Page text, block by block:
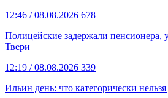
12:46 / 08.08.2026 678
Полицейские задержали пенсионера,
Твери
12:19 / 08.08.2026 339
Ильин день: что категорически нельзя